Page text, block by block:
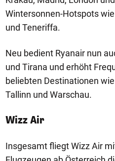
Wintersonnen-Hotspots
und Teneriffa.
Neu bedient Ryanair nun
und Tirana und erhöht
beliebten Destinationen
Tallinn und Warschau.
Wizz Air
Insgesamt fliegt Wizz Air